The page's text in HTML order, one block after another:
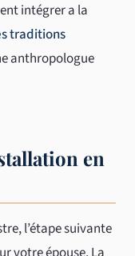
intégrer a la
traditions
anthropologue
en
l’étape suivante